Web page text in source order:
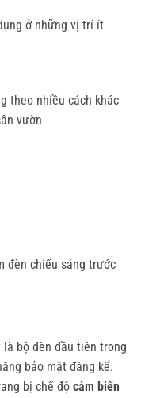
ở những vị trí ít
theo nhiều cách khác
vườn
đèn chiếu sáng trước
bộ đèn đầu tiên trong
bảo mật đáng kể.
bị chế độ cảm biến